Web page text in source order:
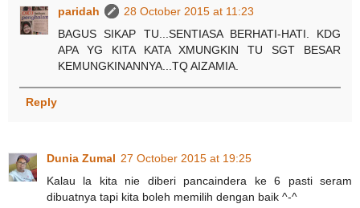
paridah
28 October 2015 at 11:23
BAGUS SIKAP TU...SENTIASA BERHATI-HATI. KDG
APA YG KITA KATA XMUNGKIN TU SGT BESAR
KEMUNGKINANNYA...TQ AIZAMIA.
Reply
Dunia Zumal 27 October 2015 at 19:25
Kalau la kita nie diberi pancaindera ke 6 pasti seram
dibuatnya tapi kita boleh memilih dengan baik ^-^